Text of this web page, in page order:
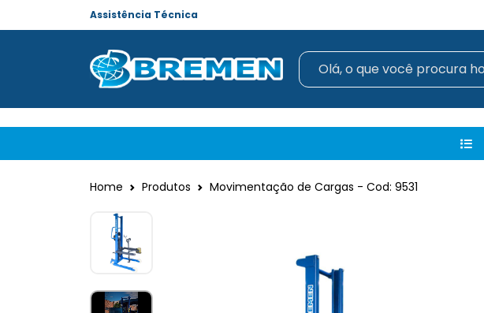
Assistência Técnica
Home Produtos Movimentação de Cargas - Cod: 9531